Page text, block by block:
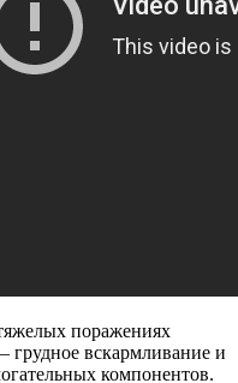
поражениях
грудное вскармливание и
компонентов.